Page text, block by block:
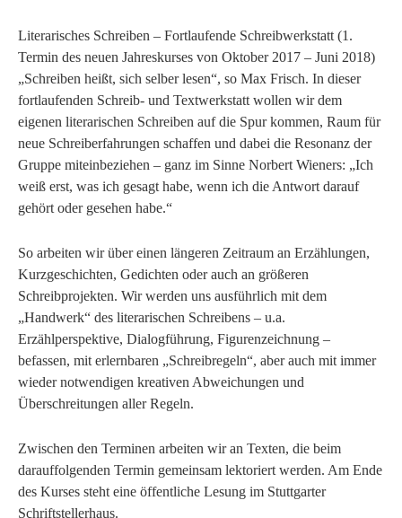
Literarisches Schreiben – Fortlaufende Schreibwerkstatt (1.
Termin des neuen Jahreskurses von Oktober 2017 – Juni 2018)
„Schreiben heißt, sich selber lesen“, so Max Frisch. In dieser
fortlaufenden Schreib- und Textwerkstatt wollen wir dem
eigenen literarischen Schreiben auf die Spur kommen, Raum für
neue Schreiberfahrungen schaffen und dabei die Resonanz der
Gruppe miteinbeziehen – ganz im Sinne Norbert Wieners: „Ich
weiß erst, was ich gesagt habe, wenn ich die Antwort darauf
gehört oder gesehen habe.“
So arbeiten wir über einen längeren Zeitraum an Erzählungen,
Kurzgeschichten, Gedichten oder auch an größeren
Schreibprojekten. Wir werden uns ausführlich mit dem
„Handwerk“ des literarischen Schreibens – u.a.
Erzählperspektive, Dialogführung, Figurenzeichnung –
befassen, mit erlernbaren „Schreibregeln“, aber auch mit immer
wieder notwendigen kreativen Abweichungen und
Überschreitungen aller Regeln.
Zwischen den Terminen arbeiten wir an Texten, die beim
darauffolgenden Termin gemeinsam lektoriert werden. Am Ende
des Kurses steht eine öffentliche Lesung im Stuttgarter
Schriftstellerhaus.